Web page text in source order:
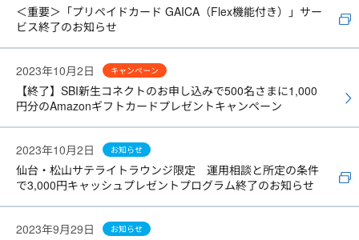
＜重要＞「プリペイドカード GAICA（Flex機能付き）」サー
ビス終了のお知らせ
2023年10月2日 キャンペーン
【終了】SBI新生コネクトのお申し込みで500名さまに1,000
円分のAmazonギフトカードプレゼントキャンペーン
2023年10月2日 お知らせ
仙台・松山サテライトラウンジ限定 運用相談と所定の条件
で3,000円キャッシュプレゼントプログラム終了のお知らせ
2023年9月29日 お知らせ